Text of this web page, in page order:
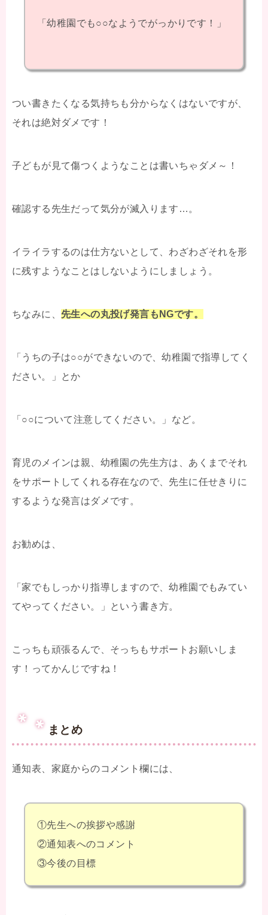
「幼稚園でも○○なようでがっかりです！」
つい書きたくなる気持ちも分からなくはないですが、
それは絶対ダメです！
子どもが見て傷つくようなことは書いちゃダメ～！
確認する先生だって気分が滅入ります…。
イライラするのは仕方ないとして、わざわざそれを形
に残すようなことはしないようにしましょう。
ちなみに、 先生への丸投げ発言もNGです。
「うちの子は○○ができないので、幼稚園で指導してく
ださい。」とか
「○○について注意してください。」など。
育児のメインは親、幼稚園の先生方は、あくまでそれ
をサポートしてくれる存在なので、先生に任せきりに
するような発言はダメです。
お勧めは、
「家でもしっかり指導しますので、幼稚園でもみてい
てやってください。」という書き方。
こっちも頑張るんで、そっちもサポートお願いしま
す！ってかんじですね！
まとめ
通知表、家庭からのコメント欄には、
①先生への挨拶や感謝
②通知表へのコメント
③今後の目標